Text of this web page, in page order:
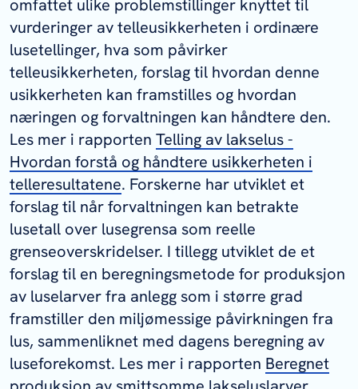
omfattet ulike problemstillinger knyttet til
vurderinger av telleusikkerheten i ordinære
lusetellinger, hva som påvirker
telleusikkerheten, forslag til hvordan denne
usikkerheten kan framstilles og hvordan
næringen og forvaltningen kan håndtere den.
Les mer i rapporten Telling av lakselus -
Hvordan forstå og håndtere usikkerheten i
telleresultatene. Forskerne har utviklet et
forslag til når forvaltningen kan betrakte
lusetall over lusegrensa som reelle
grenseoverskridelser. I tillegg utviklet de et
forslag til en beregningsmetode for produksjon
av luselarver fra anlegg som i større grad
framstiller den miljømessige påvirkningen fra
lus, sammenliknet med dagens beregning av
luseforekomst. Les mer i rapporten Beregnet